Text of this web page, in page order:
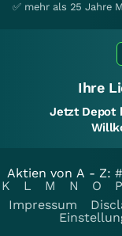
✅ mehr als 25 Jahre
Ihre
Jetzt Depot
Aktien von A - Z: #
K
L M N O P
Impressum